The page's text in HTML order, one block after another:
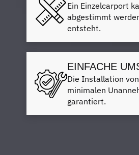
Ein Einzelcarport
abgestimmt
entsteht.
EINFACHE
Die Installation
minimalen
garantiert.